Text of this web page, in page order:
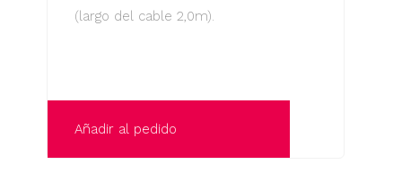
(largo del cable 2,0m).
Añadir al pedido